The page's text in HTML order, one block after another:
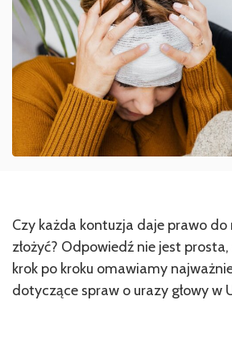
Czy każda kontuzja daje prawo do
złożyć? Odpowiedź nie jest
krok po kroku omawiamy
dotyczące spraw o urazy głowy w